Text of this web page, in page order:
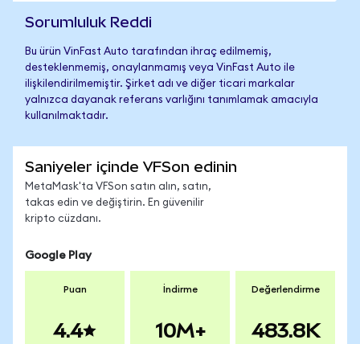
Sorumluluk Reddi
Bu ürün VinFast Auto tarafından ihraç edilmemiş,
desteklenmemiş, onaylanmamış veya VinFast Auto ile
ilişkilendirilmemiştir. Şirket adı ve diğer ticari markalar
yalnızca dayanak referans varlığını tanımlamak amacıyla
kullanılmaktadır.
Saniyeler içinde VFSon edinin
MetaMask'ta VFSon satın alın, satın,
takas edin ve değiştirin. En güvenilir
kripto cüzdanı.
Google Play
Puan
4.4
İndirme
10M+
Değerlendirme
483.8K